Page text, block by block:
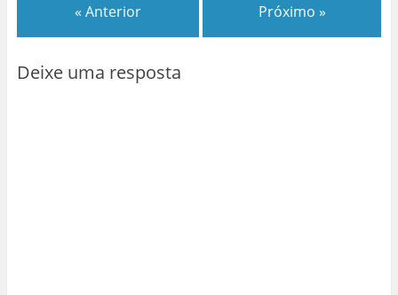
« Anterior Próximo »
Deixe uma resposta